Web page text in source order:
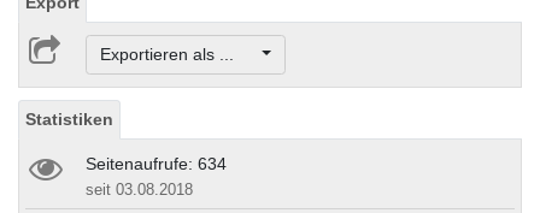
Exportieren als ...
Statistiken
Seitenaufrufe: 634
seit 03.08.2018